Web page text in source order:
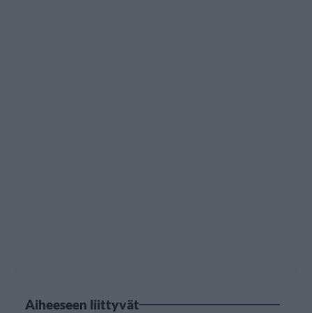
Aiheeseen liittyvät